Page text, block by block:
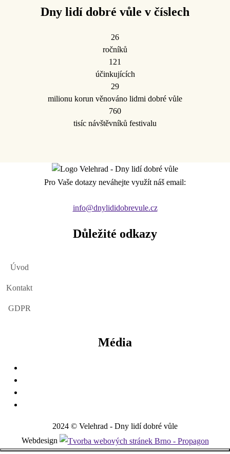
Dny lidí dobré vůle v číslech
26
ročníků
121
účinkujících
29
milionu korun věnováno lidmi dobré vůle
760
tisíc návštěvníků festivalu
Pro Vaše dotazy neváhejte využít náš email:
info@dnylididobrevule.cz
Důležité odkazy
Úvod
Kontakt
GDPR
Média
2024 © Velehrad - Dny lidí dobré vůle
Webdesign